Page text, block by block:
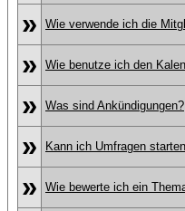
» Wie verwende ich die
» Wie benutze ich den
» Was sind Ankündigungen?
» Kann ich Umfragen
» Wie bewerte ich ein